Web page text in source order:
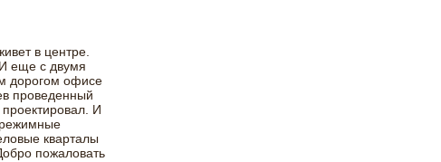
в центре.
еще с двумя
дорогом офисе
проведенный
И
кварталы
пожаловать